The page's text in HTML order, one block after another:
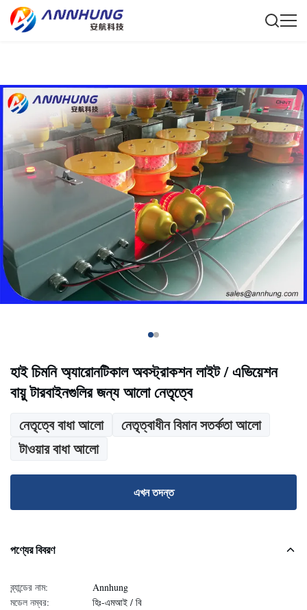
হাই চিমনি অ্যারোনটিকাল অবস্ট্রাকশন লাইট / এভিয়েশন
বায়ু টারবাইনগুলির জন্য আলো নেতৃত্বে
নেতৃত্বে বাধা আলো
নেতৃত্বাধীন বিমান সতর্কতা আলো
টাওয়ার বাধা আলো
এখন তদন্ত
পণ্যের বিবরণ
ব্র্যান্ডের নাম:
Annhung
মডেল নম্বর:
হিঃ-এমআই / বি